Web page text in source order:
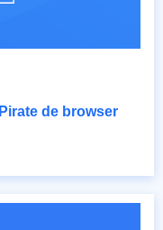
Pirate de browser